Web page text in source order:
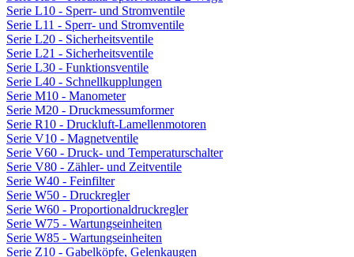
Serie L10 - Sperr- und Stromventile
Serie L11 - Sperr- und Stromventile
Serie L20 - Sicherheitsventile
Serie L21 - Sicherheitsventile
Serie L30 - Funktionsventile
Serie L40 - Schnellkupplungen
Serie M10 - Manometer
Serie M20 - Druckmessumformer
Serie R10 - Druckluft-Lamellenmotoren
Serie V10 - Magnetventile
Serie V60 - Druck- und Temperaturschalter
Serie V80 - Zähler- und Zeitventile
Serie W40 - Feinfilter
Serie W50 - Druckregler
Serie W60 - Proportionaldruckregler
Serie W75 - Wartungseinheiten
Serie W85 - Wartungseinheiten
Serie Z10 - Gabelköpfe, Gelenkaugen